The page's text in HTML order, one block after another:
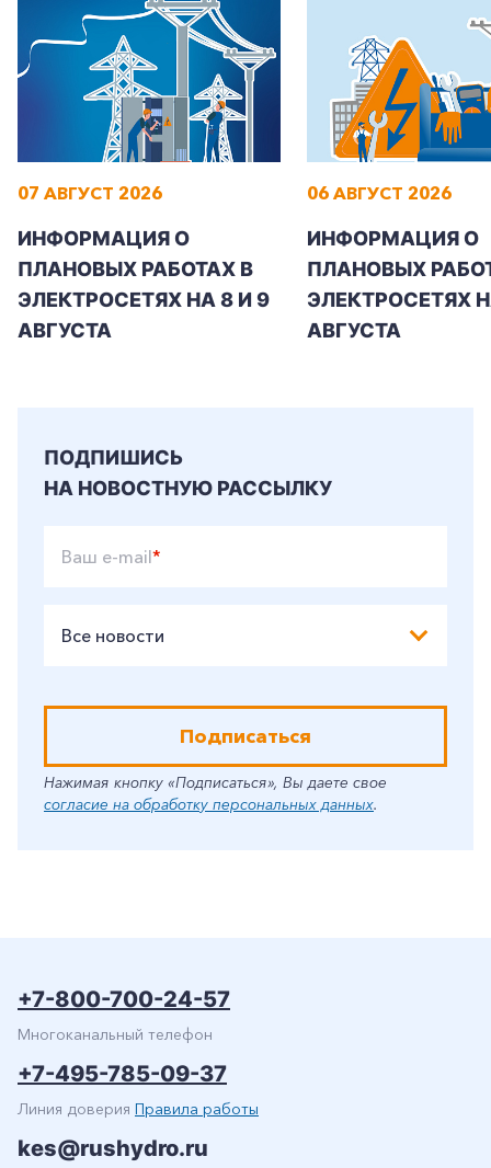
+7-800-700-24-57
Частным клиентам
Корпоративным клиентам
07 АВГУСТ 2026
ИНФОРМАЦИЯ О
ПЛАНОВЫХ РАБОТАХ В
ЭЛЕКТРОСЕТЯХ НА 8 И 9
АВГУСТА
06 АВГУСТ 2026
ИНФОРМАЦИЯ О
ПЛАНОВЫХ
ЭЛЕКТРОСЕТЯХ
АВГУСТА
ПОДПИШИСЬ
НА НОВОСТНУЮ РАССЫЛКУ
Ваш e-mail*
Все новости
Подписаться
Нажимая кнопку «Подписаться», Вы даете свое
согласие на обработку персональных данных.
+7-800-700-24-57
Многоканальный телефон
+7-495-785-09-37
Линия доверия Правила работы
kes@rushydro.ru